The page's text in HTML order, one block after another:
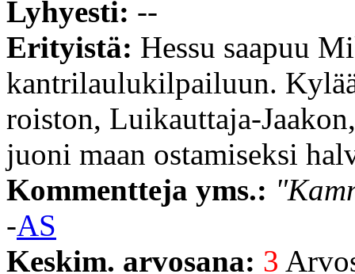
Lyhyesti: --
Erityistä: Hessu saapuu
kantrilaulukilpailuun.
roiston, Luikauttaja-
juoni maan ostamiseksi
Kommentteja yms.:
-AS
Keskim. arvosana: 3